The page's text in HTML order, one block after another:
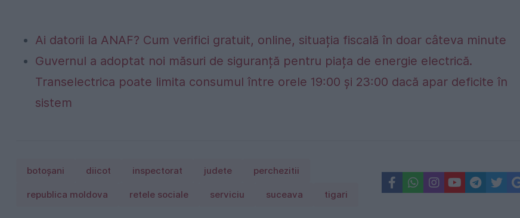
Ai datorii la ANAF? Cum verifici gratuit, online, situația fiscală în doar câteva minute
Guvernul a adoptat noi măsuri de siguranță pentru piața de energie electrică.
Transelectrica poate limita consumul între orele 19:00 și 23:00 dacă apar deficite în
sistem
botoșani diicot inspectorat judete perchezitii
republica moldova retele sociale serviciu suceava tigari